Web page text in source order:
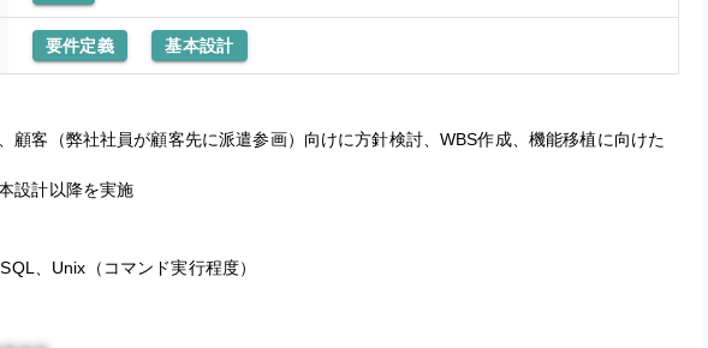
要件定義 基本設計
顧客（弊社社員が顧客先に派遣参画）向けに方針検討、WBS作成、機能移植に向けた
設計以降を実施
、Unix（コマンド実行程度）